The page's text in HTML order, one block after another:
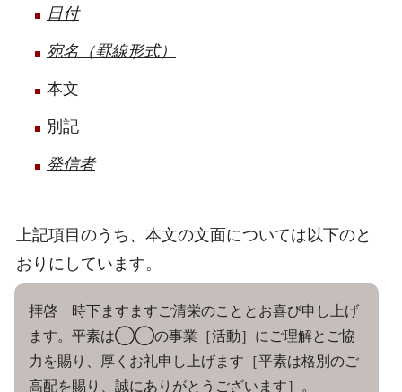
日付
宛名（罫線形式）
本文
別記
発信者
上記項目のうち、本文の文面については以下のと
おりにしています。
拝啓 時下ますますご清栄のこととお喜び申し上げ
ます。平素は◯◯の事業［活動］にご理解とご協
力を賜り、厚くお礼申し上げます［平素は格別のご
高配を賜り、誠にありがとうございます］。